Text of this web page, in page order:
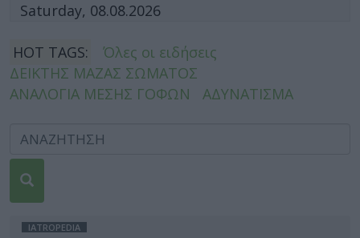
Saturday, 08.08.2026
HOT TAGS:
Όλες οι ειδήσεις
ΔΕΙΚΤΗΣ ΜΑΖΑΣ ΣΩΜΑΤΟΣ
ΑΝΑΛΟΓΙΑ ΜΕΣΗΣ ΓΟΦΩΝ
ΑΔΥΝΑΤΙΣΜΑ
IATROPEDIA